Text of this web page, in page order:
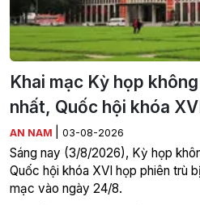
Khai mạc Kỳ họp
nhất, Quốc hội khóa XVI
AN NAM 03-08-2026
Sáng nay (3/8/2026), Kỳ họp
Quốc hội khóa XVI họp phiên trù
mạc vào ngày 24/8.